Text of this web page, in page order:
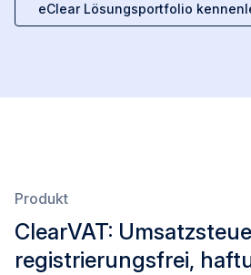
eClear Lösungsportfolio
Produkt
ClearVAT:
registrierungsfrei,